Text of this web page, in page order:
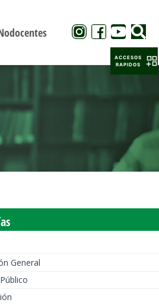
General
ACCESOS
RAPIDOS